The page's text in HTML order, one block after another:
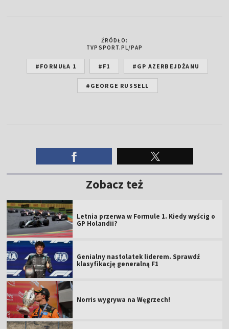
ŹRÓDŁO:
TVPSPORT.PL/PAP
#FORMUŁA 1 #F1 #GP AZERBEJDŻANU
#GEORGE RUSSELL
Zobacz też
Letnia przerwa w Formule 1. Kiedy wyścig o
GP Holandii?
Genialny nastolatek liderem. Sprawdź
klasyfikację generalną F1
Norris wygrywa na Węgrzech!